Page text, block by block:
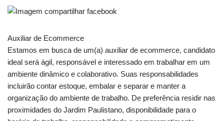
Auxiliar de Ecommerce
Estamos em busca de um(a) auxiliar de ecommerce, candidato
ideal será ágil, responsável e interessado em trabalhar em um
ambiente dinâmico e colaborativo. Suas responsabilidades
incluirão contar estoque, embalar e separar e manter a
organização do ambiente de trabalho. De preferência residir nas
proximidades do Jardim Paulistano, disponibilidade para o